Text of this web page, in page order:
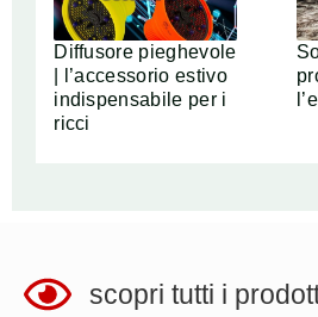
Diffusore pieghevole
| l’accessorio estivo
indispensabile per i
ricci
scopri tutti i